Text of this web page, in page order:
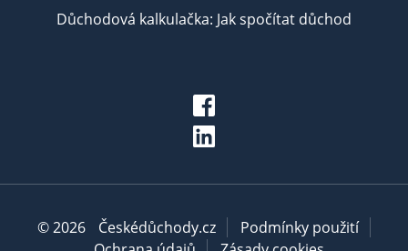
Důchodová kalkulačka: Jak spočítat důchod
© 2026 Českédůchody.cz
Podmínky použití